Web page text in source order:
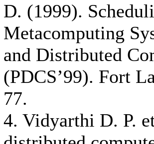
D. (1999).
Metacomputing
and Distributed
(PDCS’99). Fort
77.
4. Vidyarthi D. P.